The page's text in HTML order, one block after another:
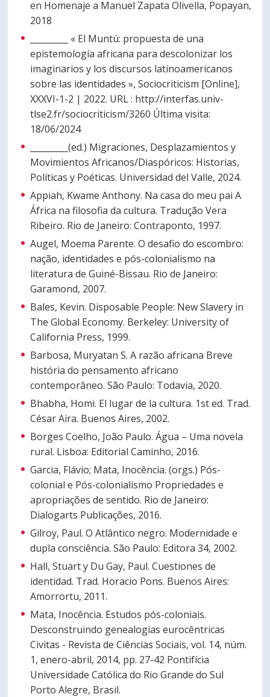
en Homenaje a Manuel Zapata Olivella, Popayan,
2018
_________ « El Muntú: propuesta de una
epistemología africana para descolonizar los
imaginarios y los discursos latinoamericanos
sobre las identidades », Sociocriticism [Online],
XXXVI-1-2 | 2022. URL : http://interfas.univ-
tlse2.fr/sociocriticism/3260 Última visita:
18/06/2024
_________(ed.) Migraciones, Desplazamientos y
Movimientos Africanos/Diaspóricos: Historias,
Políticas y Poéticas. Universidad del Valle, 2024.
Appiah, Kwame Anthony. Na casa do meu pai A
África na filosofia da cultura. Tradução Vera
Ribeiro. Rio de Janeiro: Contraponto, 1997.
Augel, Moema Parente. O desafio do escombro:
nação, identidades e pós-colonialismo na
literatura de Guiné-Bissau. Rio de Janeiro:
Garamond, 2007.
Bales, Kevin. Disposable People: New Slavery in
The Global Economy. Berkeley: University of
California Press, 1999.
Barbosa, Muryatan S. A razão africana Breve
história do pensamento africano
contemporâneo. São Paulo: Todavia, 2020.
Bhabha, Homi. El lugar de la cultura. 1st ed. Trad.
César Aira. Buenos Aires, 2002.
Borges Coelho, João Paulo. Água – Uma novela
rural. Lisboa: Editorial Caminho, 2016.
Garcia, Flávio; Mata, Inocência. (orgs.) Pós-
colonial e Pós-colonialismo Propriedades e
apropriações de sentido. Rio de Janeiro:
Dialogarts Publicações, 2016.
Gilroy, Paul. O Atlântico negro. Modernidade e
dupla consciência. São Paulo: Editora 34, 2002.
Hall, Stuart y Du Gay, Paul. Cuestiones de
identidad. Trad. Horacio Pons. Buenos Aires:
Amorrortu, 2011.
Mata, Inocência. Estudos pós-coloniais.
Desconstruindo genealogias eurocêntricas
Civitas - Revista de Ciências Sociais, vol. 14, núm.
1, enero-abril, 2014, pp. 27-42 Pontifícia
Universidade Católica do Rio Grande do Sul
Porto Alegre, Brasil.